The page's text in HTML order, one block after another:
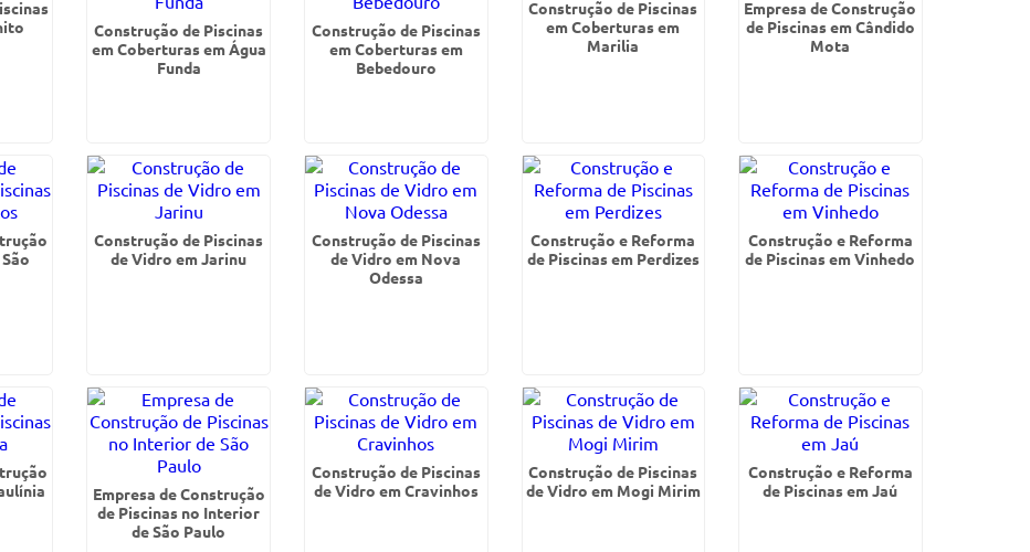
Construção de Piscinas
em Coberturas em Água
Funda
Construção de Piscinas
em Coberturas em
Bebedouro
Construção de Piscinas
em Coberturas em
Marilia
Empresa de Construção
de Piscinas em Cândido
Mota
Construção de Piscinas
de Vidro em Jarinu
Construção de Piscinas
de Vidro em Nova
Odessa
Construção e Reforma
de Piscinas em Perdizes
Construção e Reforma
de Piscinas em Vinhedo
Empresa de Construção
de Piscinas no Interior
de São Paulo
Construção de Piscinas
de Vidro em Cravinhos
Construção de Piscinas
de Vidro em Mogi Mirim
Construção e Reforma
de Piscinas em Jaú